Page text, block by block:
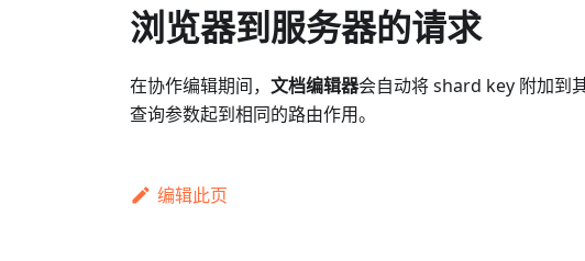
浏览器到服务器的请求
在协作编辑期间， 文档编辑器会自动将 shard key 附加到
查询参数起到相同的路由作用。
编辑此页